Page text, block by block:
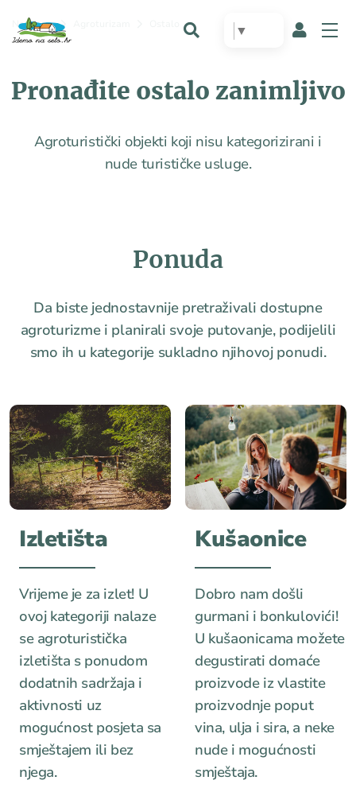
▼
Naslovna
Pronađite ostalo zanimljivo
Agroturistički objekti koji nisu kategorizirani i
nude turističke usluge.
Ponuda
Da biste jednostavnije pretraživali dostupne
agroturizme i planirali svoje putovanje, podijelili
smo ih u kategorije sukladno njihovoj ponudi.
Izletišta
Vrijeme je za izlet! U
ovoj kategoriji nalaze
se agroturistička
izletišta s ponudom
dodatnih sadržaja i
aktivnosti uz
mogućnost posjeta sa
smještajem ili bez
njega.
Kušaonice
Dobro nam došli
gurmani i bonkulovići!
U kušaonicama možete
degustirati domaće
proizvode iz vlastite
proizvodnje poput
vina, ulja i sira, a neke
nude i mogućnosti
smještaja.